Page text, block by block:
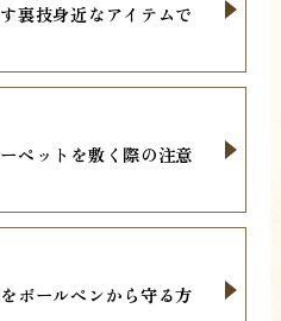
裏技身近なアイテムで
ペットを敷く際の注意
ボールペンから守る方